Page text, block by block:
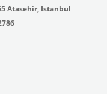
Atasehir, Istanbul